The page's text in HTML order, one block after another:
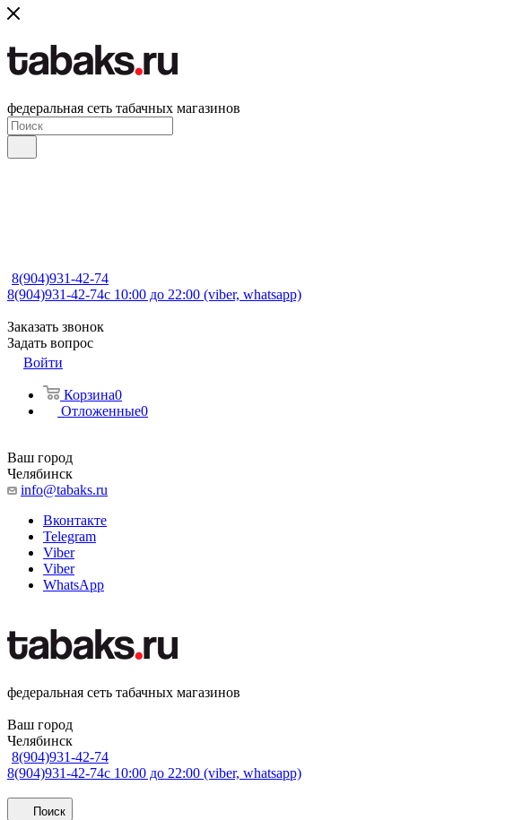
федеральная сеть табачных магазинов
8(904)931-42-74
8(904)931-42-74с 10:00 до 22:00 (viber, whatsapp)
Заказать звонок
Задать вопрос
Войти
Корзина0
Отложенные0
Ваш город
Челябинск
info@tabaks.ru
Вконтакте
Telegram
Viber
Viber
WhatsApp
федеральная сеть табачных магазинов
Ваш город
Челябинск
8(904)931-42-74
8(904)931-42-74с 10:00 до 22:00 (viber, whatsapp)
Поиск